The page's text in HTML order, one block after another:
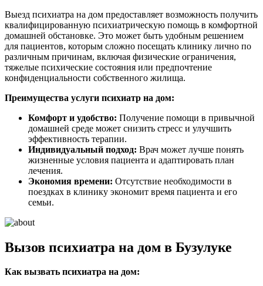
Выезд психиатра на дом предоставляет возможность получить
квалифицированную психиатрическую помощь в комфортной
домашней обстановке. Это может быть удобным решением
для пациентов, которым сложно посещать клинику лично по
различным причинам, включая физические ограничения,
тяжелые психические состояния или предпочтение
конфиденциальности собственного жилища.
Преимущества услуги психиатр на дом:
Комфорт и удобство: Получение помощи в привычной
домашней среде может снизить стресс и улучшить
эффективность терапии.
Индивидуальный подход: Врач может лучше понять
жизненные условия пациента и адаптировать план
лечения.
Экономия времени: Отсутствие необходимости в
поездках в клинику экономит время пациента и его
семьи.
Вызов психиатра на дом в Бузулуке
Как вызвать психиатра на дом: